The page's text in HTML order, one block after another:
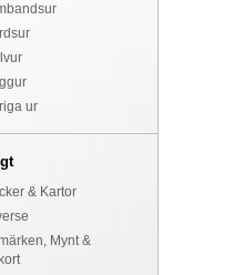
ur
& Kartor
Mynt &